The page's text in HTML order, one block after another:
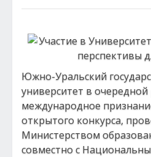
Южно-Уральский
университет в
международное
открытого конкурса,
Министерством
совместно с